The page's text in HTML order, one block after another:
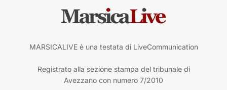
MARSICALIVE è una testata di LiveCommunication
Registrato alla sezione stampa del tribunale di
Avezzano con numero 7/2010